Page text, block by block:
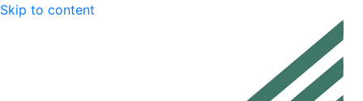
Skip to content